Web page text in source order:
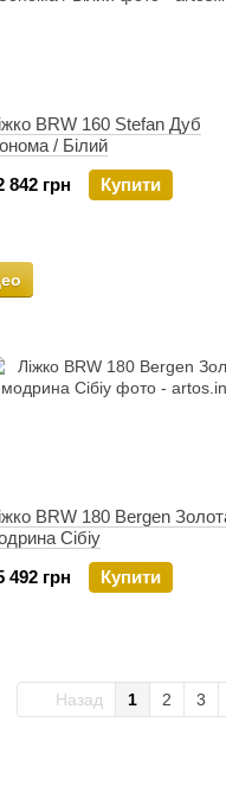
BRW 160 Stefan Дуб
/ Білий
842 грн
Купити
BRW 180 Bergen
Сібіу
492 грн
Купити
Назад 1 2 3